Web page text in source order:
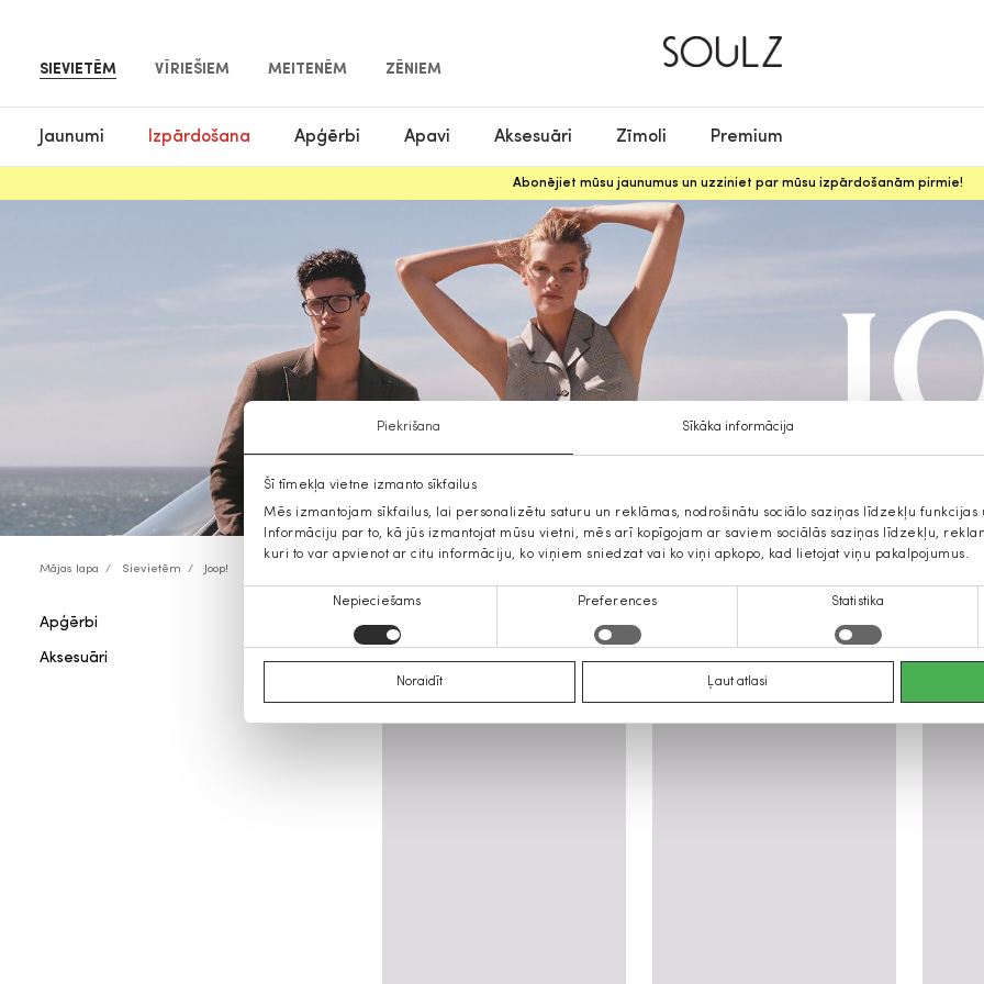
Piekrišana Sīkāka informācija
Šī tīmekļa vietne izmanto sīkfailus
Mēs izmantojam sīkfailus, lai personalizētu saturu un reklāmas, nodrošinātu sociālo saziņas līdzekļu funkcijas
Informāciju par to, kā jūs izmantojat mūsu vietni, mēs arī kopīgojam ar saviem sociālās saziņas līdzekļu,
kuri to var apvienot ar citu informāciju, ko viņiem sniedzat vai ko viņi apkopo, kad lietojat viņu pakalpojumus.
Nepieciešams Preferences Statistika
Noraidīt Ļaut atlasi
SIEVIETĒM VĪRIEŠIEM MEITENĒM ZĒNIEM
Jaunumi Izpārdošana Apģērbi Apavi Aksesuāri Zīmoli Premium
Abonējiet mūsu jaunumus un uzziniet par mūsu izpārdošanām pirmie!
Mājas lapa Sievietēm Joop!
Apģērbi
Aksesuāri
Joop! vīriešu aksesuāri